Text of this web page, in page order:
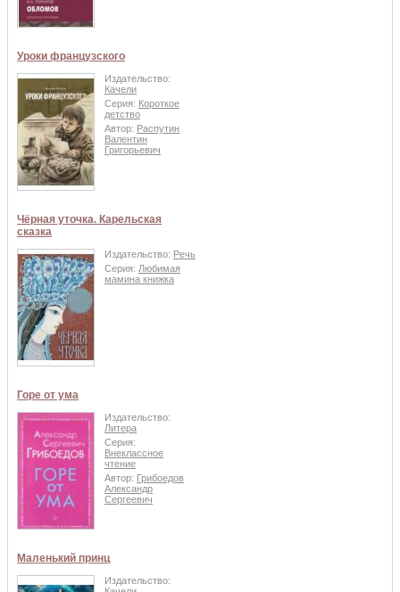
Уроки французского
Издательство:
Качели
Серия: Короткое
детство
Автор: Распутин
Валентин
Григорьевич
Чёрная уточка. Карельская
сказка
Издательство: Речь
Серия: Любимая
мамина книжка
Горе от ума
Издательство:
Литера
Серия:
Внеклассное
чтение
Автор: Грибоедов
Александр
Сергеевич
Маленький принц
Издательство: